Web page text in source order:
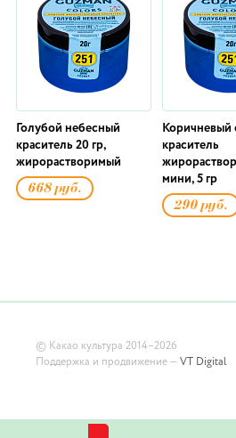
Голубой небесный
краситель 20 гр,
жирорастворимый
668 руб.
Коричневый
краситель
мини, 5 гр
290 руб.
© Какао культура 2014–2026
Поддержка и продвижение — VT Digital